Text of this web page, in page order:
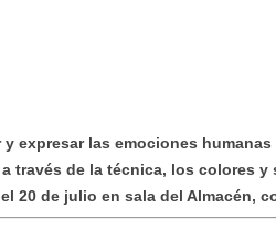
expresar las emociones
través de la técnica, los colores y
20 de julio en sala del Almacén,